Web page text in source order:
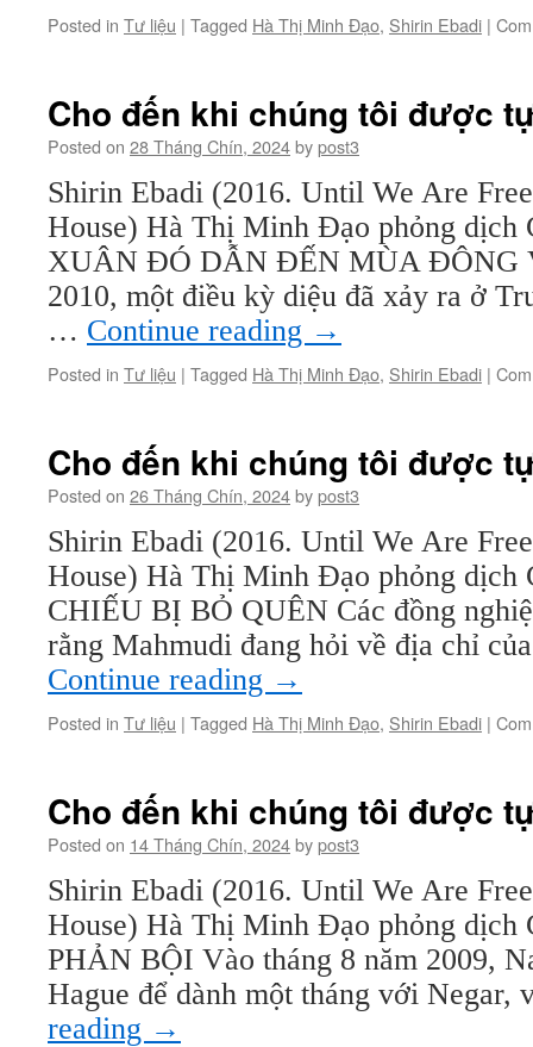
Posted in Tư liệu | Tagged Hà Thị Minh Đạo, Shirin Ebadi |
Cho đến khi chúng tôi được
Posted on 28 Tháng Chín, 2024bypost3
Shirin Ebadi (2016. Until We Are
House) Hà Thị Minh Đạo phỏng
XUÂN ĐÓ DẪN ĐẾN MÙA ĐÔNG
2010, một điều kỳ diệu đã xảy ra ở
… Continue reading →
Posted in Tư liệu | Tagged Hà Thị Minh Đạo, Shirin Ebadi |
Cho đến khi chúng tôi được
Posted on 26 Tháng Chín, 2024bypost3
Shirin Ebadi (2016. Until We Are
House) Hà Thị Minh Đạo phỏng dịch
CHIẾU BỊ BỎ QUÊN Các đồng
rằng Mahmudi đang hỏi về địa chỉ
Continue reading →
Posted in Tư liệu | Tagged Hà Thị Minh Đạo, Shirin Ebadi |
Cho đến khi chúng tôi được
Posted on 14 Tháng Chín, 2024bypost3
Shirin Ebadi (2016. Until We Are
House) Hà Thị Minh Đạo phỏng dịch
PHẢN BỘI Vào tháng 8 năm 2009,
Hague để dành một tháng với
reading →